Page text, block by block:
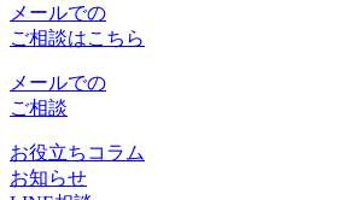
メールでの
ご相談はこちら
メールでの
ご相談
お役立ちコラム
お知らせ